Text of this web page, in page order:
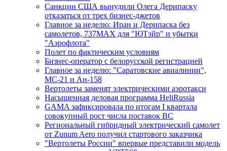
Санкции США вынудили Олега Дерипаску
отказаться от трех бизнес-джетов
Главное за неделю: Иран и Дерипаска без
самолетов, 737MAX для "ЮТэйр" и убытки
"Аэрофлота"
Полет по фактическим условиям
Бизнес-оператор с белорусской регистрацией
Главное за неделю: "Саратовские авиалинии",
МС-21 и Ан-158
Вертолеты заменят электрическими аэротакси
Насыщенная деловая программа HeliRussia
GAMA зафиксировала по итогам I квартала
совокупный рост числа поставок ВС
Региональный гибридный электрический самолет
от Zunum Aero получил стартового заказчика
"Вертолеты России" впервые представили модель